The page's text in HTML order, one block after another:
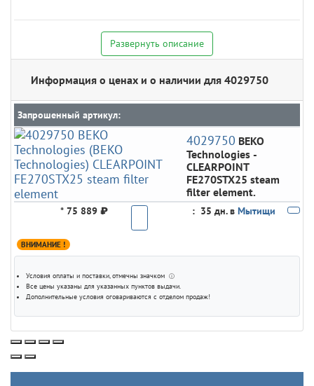
Развернуть описание
Информация о ценах и о наличии для 4029750
Запрошенный артикул:
4029750 BEKO
Technologies -
CLEARPOINT
FE270STX25 steam
filter element.
* 75 889 ₽ : 35 дн. в Мытищи
ВНИМАНИЕ !
Условия оплаты и поставки, отмечны значком ⓘ
Все цены указаны для указанных пунктов выдачи.
Дополнительные условия оговариваются с отделом продаж!